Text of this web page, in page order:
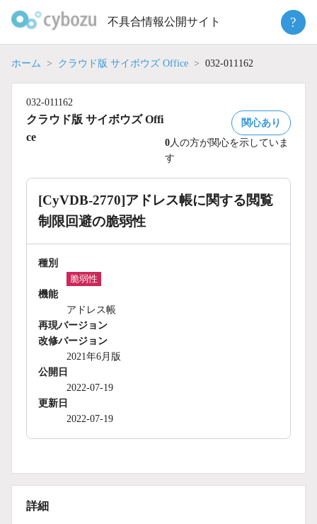
不具合情報公開サイト ?
ホーム クラウド版 サイボウズ Office 032-011162
032-011162
クラウド版 サイボウズ Offi
ce
関心あり
0人の方が関心を示していま
す
[CyVDB-2770]アドレス帳に関する閲覧
制限回避の脆弱性
種別
脆弱性
機能
アドレス帳
再現バージョン
改修バージョン
2021年6月版
公開日
2022-07-19
更新日
2022-07-19
詳細